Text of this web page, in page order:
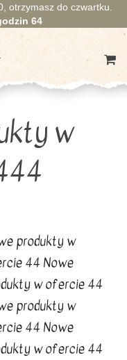
otrzymasz do czwartku.
63
w
produkty w
44 Nowe
w ofercie 44
produkty w
44 Nowe
w ofercie 44